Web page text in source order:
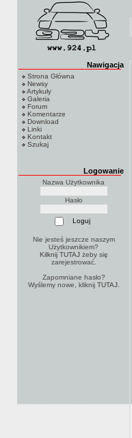
Nawigacja
Strona Główna
Newsy
Artykuły
Galeria
Forum
Komentarze
Download
Linki
Kontakt
Szukaj
Logowanie
Nazwa Użytkownika
Hasło
Nie jesteś jeszcze naszym
Użytkownikiem?
Kilknij TUTAJżeby się
zarejestrować.
Zapomniane hasło?
Wyślemy nowe, kliknij TUTAJ.